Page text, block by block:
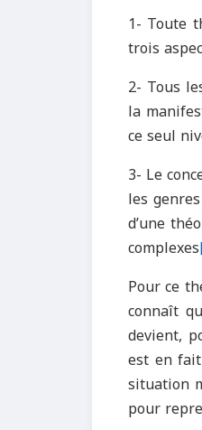
1- Toute
trois
2- Tous
la
ce seul
3- Le
les
d’une
complexes
Pour ce
connaît
devient,
est en
situation
pour